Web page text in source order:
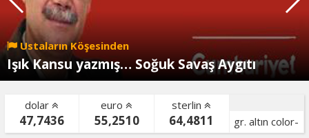
Ustaların Köşesinden
Işık Kansu yazmış… Soğuk Savaş Aygıtı
dolar
47,7436
euro
55,2510
sterlin
64,4811
gr. altın color-